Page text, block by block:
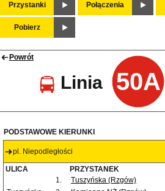
Przystanki Połączenia
Pobierz
Powrót
Linia 50A
PODSTAWOWE KIERUNKI
pl. Niepodległości
ULICA PRZYSTANEK
1.
Tuszyńska (Rzgów)